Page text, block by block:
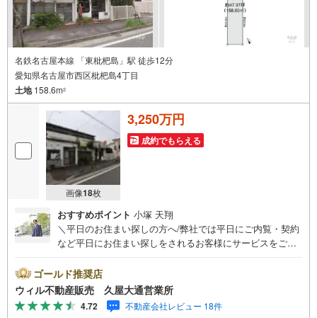
名鉄名古屋本線 「東枇杷島」駅 徒歩12分
愛知県名古屋市西区枇杷島4丁目
土地158.6m2
画像18枚
3,250万円
成約でもらえる
おすすめポイント 小塚 天翔
＼平日のお住まい探しの方へ/弊社では平日にご内覧・契約
など平日にお住まい探しをされるお客様にサービスをご用
時まで”毎日”営業しています。事前にご予約頂きましたら営
業時間外でのご内覧もご対応いたします。＼本物件の他に
も気になる物件がある方へ/不動産業者間で不動産情報が共
有されているので、名古屋市全域や、その他隣接エリアで
ゴールド推奨店
ウィル不動産販売 久屋大通営業所
4.72 不動産会社レビュー 18件